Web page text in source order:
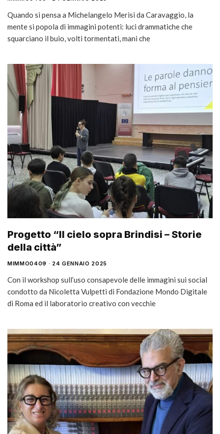
Quando si pensa a Michelangelo Merisi da Caravaggio, la
mente si popola di immagini potenti: luci drammatiche che
squarciano il buio, volti tormentati, mani che
Progetto “Il cielo sopra Brindisi – Storie
della città”
MIMMO0409 24 GENNAIO 2025
Con il workshop sull’uso consapevole delle immagini sui social
condotto da Nicoletta Vulpetti di Fondazione Mondo Digitale
di Roma ed il laboratorio creativo con vecchie